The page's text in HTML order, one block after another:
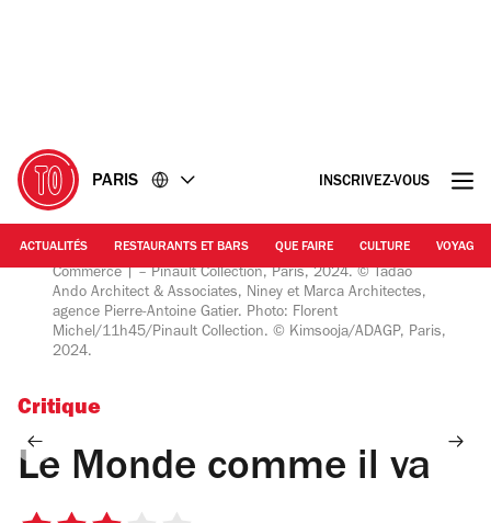
PARIS INSCRIVEZ-VOUS
ACTUALITÉS RESTAURANTS ET BARS QUE FAIRE CULTURE VOYAGE
View of the exhibition “Le monde comme il va", Bourse de
Commerce | – Pinault Collection, Paris, 2024. © Tadao
Ando Architect & Associates, Niney et Marca Architectes,
agence Pierre-Antoine Gatier. Photo: Florent
Michel/11h45/Pinault Collection. © Kimsooja/ADAGP, Paris,
2024.
Critique
Le Monde comme il va